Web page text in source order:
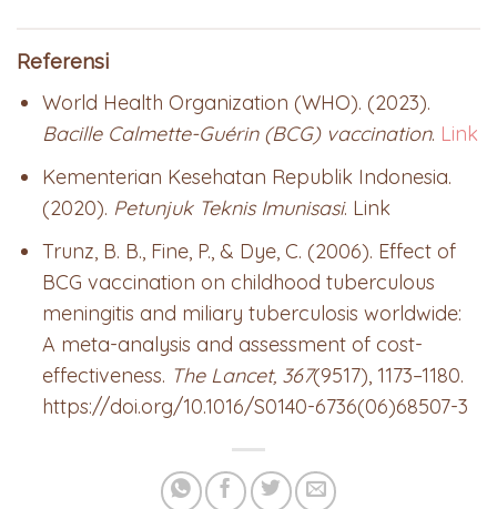
Referensi
World Health Organization (WHO). (2023).
Bacille Calmette-Guérin (BCG) vaccination. Link
Kementerian Kesehatan Republik Indonesia.
(2020). Petunjuk Teknis Imunisasi. Link
Trunz, B. B., Fine, P., & Dye, C. (2006). Effect of
BCG vaccination on childhood tuberculous
meningitis and miliary tuberculosis worldwide:
A meta-analysis and assessment of cost-
effectiveness. The Lancet, 367(9517), 1173–1180.
https://doi.org/10.1016/S0140-6736(06)68507-3